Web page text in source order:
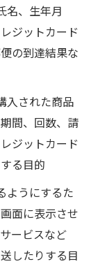
名、生年月
ジットカード
の到達結果な
入された商品
間、回数、請
ジットカード
る目的
ようにするた
面に表示させ
ービスなど
したりする目